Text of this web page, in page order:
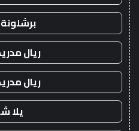
ريال
ريال
يلا